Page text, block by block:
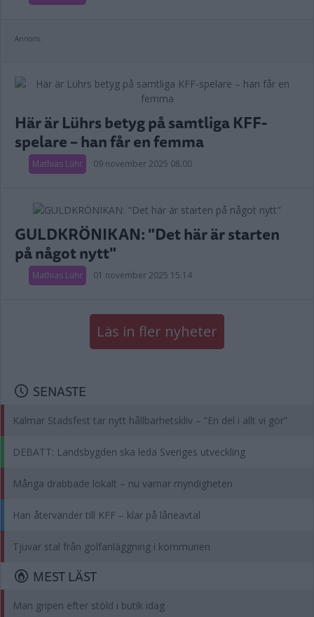
Annons:
Här är Lührs betyg på samtliga KFF-
spelare – han får en femma
Mathias Lühr 09 november 2025 08.00
GULDKRÖNIKAN: "Det här är starten
på något nytt"
Mathias Lühr 01 november 2025 15.14
Läs in fler nyheter
SENASTE
Kalmar Stadsfest tar nytt hållbarhetskliv – ”En del i allt vi gör”
DEBATT: Landsbygden ska leda Sveriges utveckling
Många drabbade lokalt – nu varnar myndigheten
Han återvänder till KFF – klar på låneavtal
Tjuvar stal från golfanläggning i kommunen
MEST LÄST
Man gripen efter stöld i butik idag